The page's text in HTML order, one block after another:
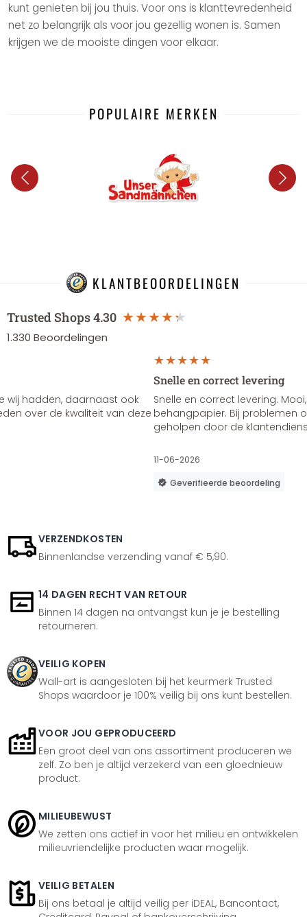
kunt genieten bij jou thuis. Voor ons is klanttevredenheid
net zo belangrijk als voor jou gezellig wonen is. Samen
krijgen we de mooiste dingen voor elkaar.
POPULAIRE MERKEN
KLANTBEOORDELINGEN
Trusted Shops4.30
1.330 Beoordelingen
wij hadden, daarnaast ook
over de kwaliteit van deze
Snelle en correct levering
Snelle en correct levering.
behangpapier. Bij problemen
geholpen door de
11-06-2026
Geverifieerde beoordeling
VERZENDKOSTEN
Binnenlandse verzending vanaf € 5,90.
14 DAGEN RECHT VAN RETOUR
Binnen 14 dagen na ontvangst kun je je bestelling
retourneren.
VEILIG KOPEN
Wall-art is aangesloten bij het keurmerk Trusted
Shops waardoor je 100% veilig bij ons kunt bestellen.
VOOR JOU GEPRODUCEERD
Een groot deel van ons assortiment produceren we
zelf. Zo ben je altijd verzekerd van een gloednieuw
product.
MILIEUBEWUST
We zetten ons actief in voor het milieu en ontwikkelen
milieuvriendelijke producten waar mogelijk.
VEILIG BETALEN
Bij ons betaal je altijd veilig per iDEAL, Bancontact,